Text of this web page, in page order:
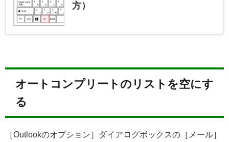
方）
オートコンプリートのリストを空にす
る
［Outlookのオプション］ダイアログボックスの［メール］